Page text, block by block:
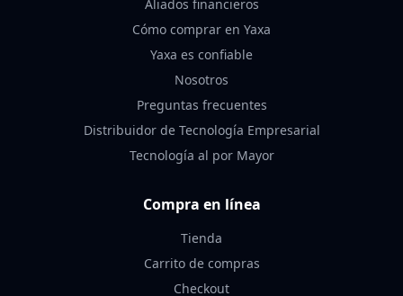
Aliados financieros
Cómo comprar en Yaxa
Yaxa es confiable
Nosotros
Preguntas frecuentes
Distribuidor de Tecnología Empresarial
Tecnología al por Mayor
Compra en línea
Tienda
Carrito de compras
Checkout